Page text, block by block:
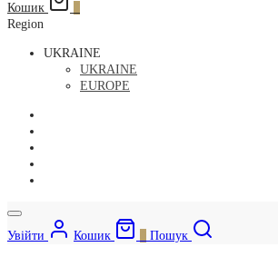
Кошик
Region
UKRAINE
UKRAINE
EUROPE
Увійти Кошик Пошук